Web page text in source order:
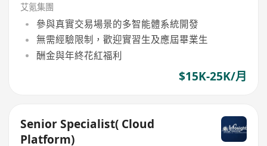
艾氪集團
參與真實交易場景的多智能體系統開發
無需經驗限制，歡迎實習生及應屆畢業生
酬金與年終花紅福利
$15K-25K/月
Senior Specialist( Cloud
Platform)